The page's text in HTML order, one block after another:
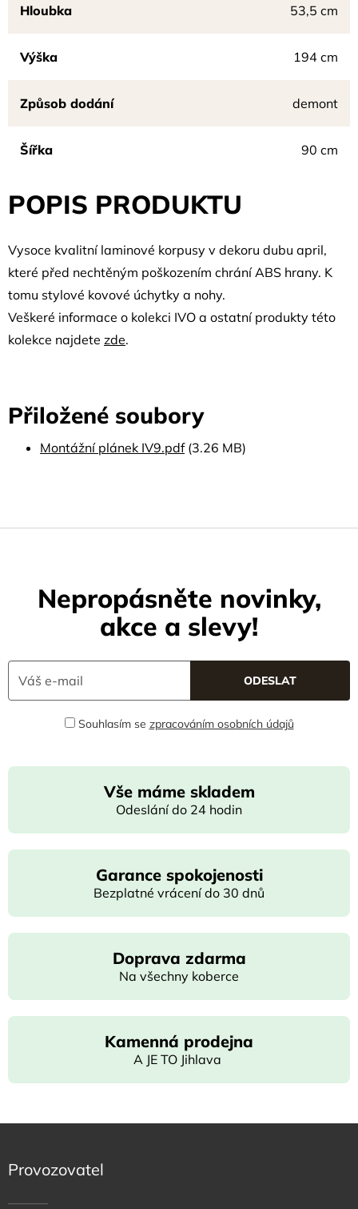
Hloubka 53,5 cm
Výška 194 cm
Způsob dodání demont
Šířka 90 cm
POPIS PRODUKTU
Vysoce kvalitní laminové korpusy v dekoru dubu april,
které před nechtěným poškozením chrání ABS hrany. K
tomu stylové kovové úchytky a nohy.
Veškeré informace o kolekci IVO a ostatní produkty této
kolekce najdete zde.
Přiložené soubory
Montážní plánek IV9.pdf(3.26 MB)
Nepropásněte novinky,
akce a slevy!
Souhlasím se zpracováním osobních údajů
Vše máme skladem
Odeslání do 24 hodin
Garance spokojenosti
Bezplatné vrácení do 30 dnů
Doprava zdarma
Na všechny koberce
Kamenná prodejna
A JE TO Jihlava
Provozovatel